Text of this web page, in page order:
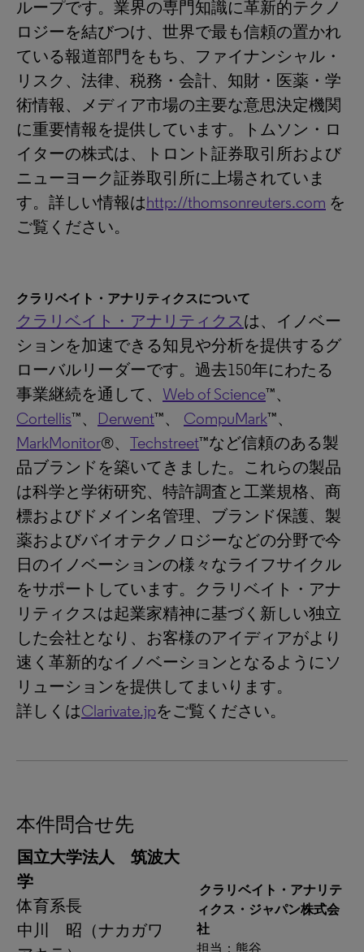
ループです。業界の専門知識に革新的テクノ
ロジーを結びつけ、世界で最も信頼の置かれ
ている報道部門をもち、ファイナンシャル・
リスク、法律、税務・会計、知財・医薬・学
術情報、メディア市場の主要な意思決定機関
に重要情報を提供しています。トムソン・ロ
イターの株式は、トロント証券取引所および
ニューヨーク証券取引所に上場されていま
す。詳しい情報はhttp://thomsonreuters.com を
ご覧ください。
クラリベイト・アナリティクスについて
クラリベイト・アナリティクスは、イノベー
ションを加速できる知見や分析を提供するグ
ローバルリーダーです。過去150年にわたる
事業継続を通して、 Web of Science™、
Cortellis™、 Derwent™、 CompuMark™、
MarkMonitor®、 Techstreet™など信頼のある製
品ブランドを築いてきました。これらの製品
は科学と学術研究、特許調査と工業規格、商
標およびドメイン名管理、ブランド保護、製
薬およびバイオテクノロジーなどの分野で今
日のイノベーションの様々なライフサイクル
をサポートしています。クラリベイト・アナ
リティクスは起業家精神に基づく新しい独立
した会社となり、お客様のアイディアがより
速く革新的なイノベーションとなるようにソ
リューションを提供してまいります。
詳しくはClarivate.jpをご覧ください。
本件問合せ先
国立大学法人 筑波大
学
体育系長
中川 昭（ナカガワ
クラリベイト・アナリテ
ィクス・ジャパン株式会
社
担当：熊谷